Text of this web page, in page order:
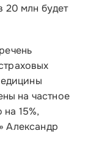
20 млн будет
на частное
15%,
Александр